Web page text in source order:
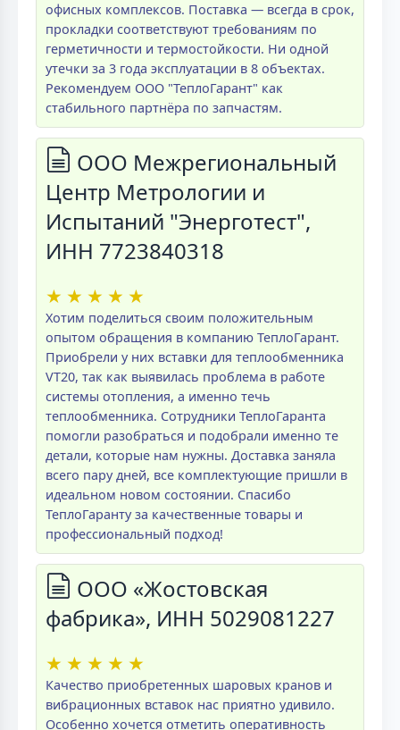
офисных комплексов. Поставка — всегда в срок,
прокладки соответствуют требованиям по
герметичности и термостойкости. Ни одной
утечки за 3 года эксплуатации в 8 объектах.
Рекомендуем ООО "ТеплоГарант" как
стабильного партнёра по запчастям.
ООО Межрегиональный
Центр Метрологии и
Испытаний "Энерготест",
ИНН 7723840318
★ ★ ★ ★ ★
Хотим поделиться своим положительным
опытом обращения в компанию ТеплоГарант.
Приобрели у них вставки для теплообменника
VT20, так как выявилась проблема в работе
системы отопления, а именно течь
теплообменника. Сотрудники ТеплоГаранта
помогли разобраться и подобрали именно те
детали, которые нам нужны. Доставка заняла
всего пару дней, все комплектующие пришли в
идеальном новом состоянии. Спасибо
ТеплоГаранту за качественные товары и
профессиональный подход!
ООО «Жостовская
фабрика», ИНН 5029081227
★ ★ ★ ★ ★
Качество приобретенных шаровых кранов и
вибрационных вставок нас приятно удивило.
Особенно хочется отметить оперативность